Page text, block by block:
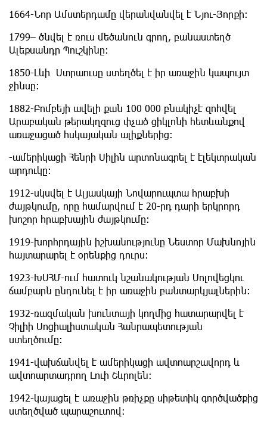
1664-Նոր Ամստերդամը վերանվանվել է Նյու-Յորքի:
1799– ծնվել է ռուս մեծանուն գրող, բանաստեղծ
Ալեքսանդր Պուշկինը։
1850-Լևի Ստրաուսը ստեղծել է իր առաջին կապույտ
ջինսը:
1882-Բոմբեյի ավելի քան 100 000 բնակիչէ զոհվել
Արաբական թերակղզուց փչած ցիկլոնի հետևանքով
առաջացած հսկայական ալիքներից:
-ամերիկացի Հենրի Սիլին արտոնագրել է էլեկտրական
արդուկը:
1912-սկսվել է Ալյասկայի Նովարուպտա հրաբխի
ժայթկումը, որը համարվում է 20-րդ դարի երկրորդ
խոշոր հրաբխային ժայթկումը:
1919-խորհրդային իշխանությունը Նեստոր Մախնոյին
հայտարարել է օրենքից դուրս:
1923-ԽՍՀՄ-ում հատուկ նշանակության Սոլովեցկու
ճամբարն ընդունել է իր առաջին բանտարկյալներին:
1932-ռազմական խունտայի կողմից հատարարվել է
Չիլիի Սոցիալիստական Հանրապետության
ստեղծումը:
1941-վախճանվել է ամերիկացի ավտոարշավորդ և
ավտոարտադրող Լուի Շևրոլեն:
1942-կայացել է առաջին թռիչքը սիթետիկ գործվածքից
ստեղծված պարաշուտով: